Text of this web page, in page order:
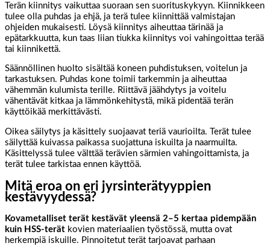
Terän kiinnitys vaikuttaa suoraan sen suorituskykyyn. Kiinnikkeen
tulee olla puhdas ja ehjä, ja terä tulee kiinnittää valmistajan
ohjeiden mukaisesti. Löysä kiinnitys aiheuttaa tärinää ja
epätarkkuutta, kun taas liian tiukka kiinnitys voi vahingoittaa terää
tai kiinnikettä.
Säännöllinen huolto sisältää koneen puhdistuksen, voitelun ja
tarkastuksen. Puhdas kone toimii tarkemmin ja aiheuttaa
vähemmän kulumista terille. Riittävä jäähdytys ja voitelu
vähentävät kitkaa ja lämmönkehitystä, mikä pidentää terän
käyttöikää merkittävästi.
Oikea säilytys ja käsittely suojaavat teriä vaurioilta. Terät tulee
säilyttää kuivassa paikassa suojattuna iskuilta ja naarmuilta.
Käsittelyssä tulee välttää terävien särmien vahingoittamista, ja
terät tulee tarkistaa ennen käyttöä.
Mitä eroa on eri jyrsinterätyyppien
kestävyydessä?
Kovametalliset terät kestävät yleensä 2–5 kertaa pidempään
kuin HSS-terät kovien materiaalien työstössä, mutta ovat
herkempiä iskuille. Pinnoitetut terät tarjoavat parhaan